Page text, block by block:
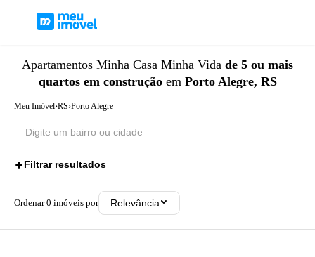
Apartamentos Minha Casa Minha Vida de 5 ou mais
quartos em construção em Porto Alegre, RS
Meu Imóvel›RS›Porto Alegre
Filtrar resultados
Ordenar0 imóveis por Relevância